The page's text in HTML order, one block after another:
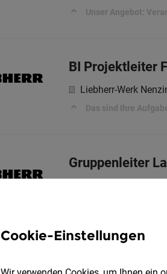
Unser Angebot:
BI Projektleiter
Liebherr-Werk
Das sind Ihre
Gruppenleiter
Cookie-Einstellungen